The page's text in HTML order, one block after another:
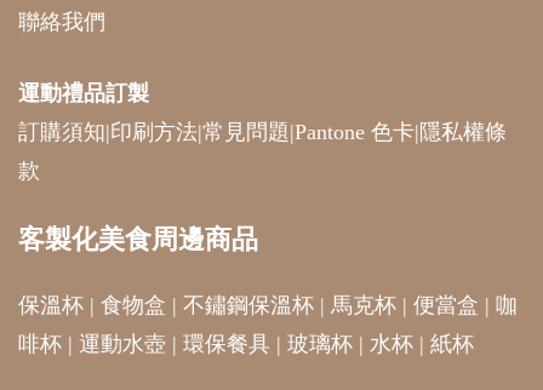
聯絡我們
運動禮品訂製
訂購須知|印刷方法|常見問題|Pantone 色卡| 隱私權條
款
客製化美食周邊商品
保溫杯 | 食物盒 | 不鏽鋼保溫杯 | 馬克杯 | 便當盒 | 咖
啡杯 | 運動水壺 | 環保餐具 | 玻璃杯 | 水杯 | 紙杯